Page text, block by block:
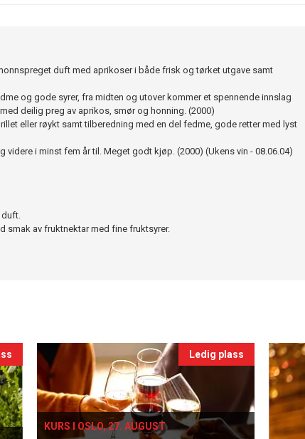
duft med aprikoser i både frisk og tørket utgave samt
og gode syrer, fra midten og utover kommer et spennende innslag
deilig preg av aprikos, smør og honning. (2000)
eller røykt samt tilberedning med en del fedme, gode retter med lyst
videre i minst fem år til. Meget godt kjøp. (2000) (Ukens vin - 08.06.04)
smak av fruktnektar med fine fruktsyrer.
Ledig plass
KURS I OSLO, 27. AUGUST